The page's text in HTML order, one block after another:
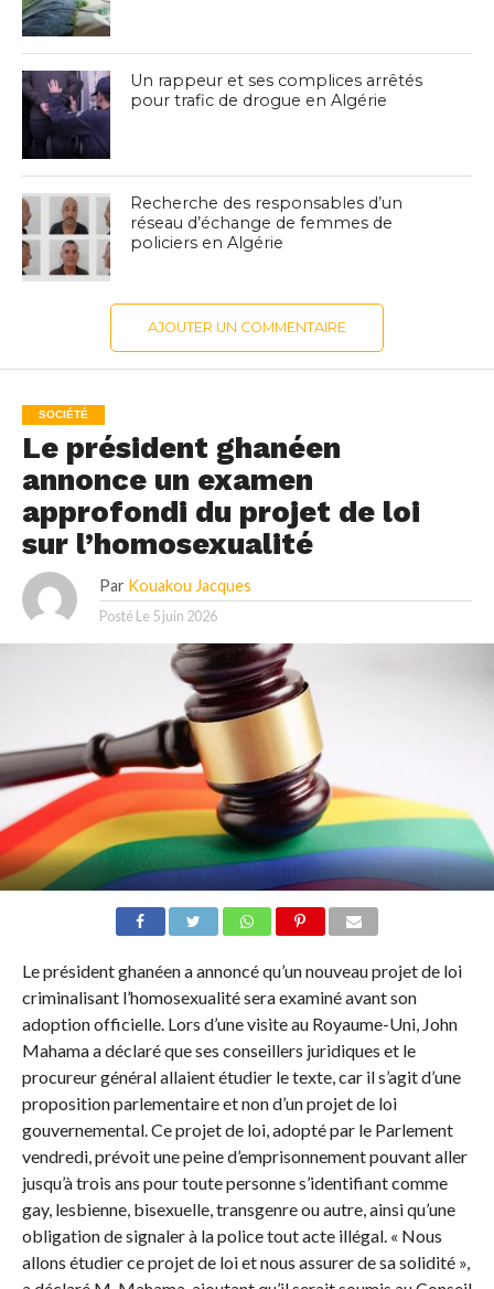
Un rappeur et ses complices arrêtés
pour trafic de drogue en Algérie
Recherche des responsables d’un
réseau d’échange de femmes de
policiers en Algérie
AJOUTER UN COMMENTAIRE
SOCIÉTÉ
Le président ghanéen
annonce un examen
approfondi du projet de loi
sur l’homosexualité
Par Kouakou Jacques
Posté Le 5 juin 2026
Le président ghanéen a annoncé qu’un nouveau projet de loi
criminalisant l’homosexualité sera examiné avant son
adoption officielle. Lors d’une visite au Royaume-Uni, John
Mahama a déclaré que ses conseillers juridiques et le
procureur général allaient étudier le texte, car il s’agit d’une
proposition parlementaire et non d’un projet de loi
gouvernemental. Ce projet de loi, adopté par le Parlement
vendredi, prévoit une peine d’emprisonnement pouvant aller
jusqu’à trois ans pour toute personne s’identifiant comme
gay, lesbienne, bisexuelle, transgenre ou autre, ainsi qu’une
obligation de signaler à la police tout acte illégal. « Nous
allons étudier ce projet de loi et nous assurer de sa solidité »,